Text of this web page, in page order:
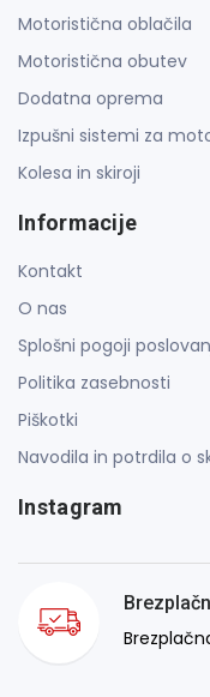
Motoristična oblačila
Motoristična obutev
Dodatna oprema
Izpušni sistemi za
Kolesa in skiroji
Informacije
Kontakt
O nas
Splošni pogoji
Politika zasebnosti
Piškotki
Navodila in potrdila o
Instagram